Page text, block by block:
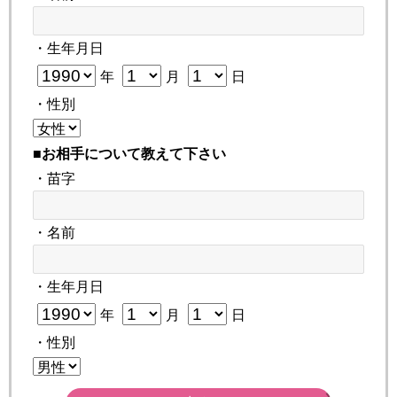
・生年月日
年 月
日
・性別
■お相手について教えて下さい
・苗字
・名前
・生年月日
年 月
日
・性別